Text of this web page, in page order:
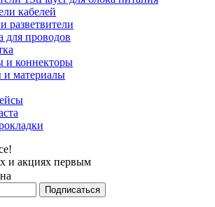
кабелей
разветвители
для проводов
и коннекторы
материалы
и акциях первым